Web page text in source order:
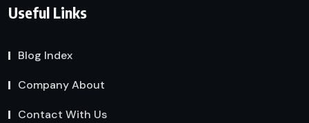
Useful Links
Blog Index
Company About
Contact With Us